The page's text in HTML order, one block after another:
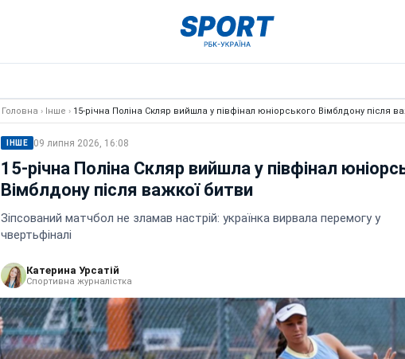
Головна › Інше › 15-річна Поліна Скляр вийшла у півфінал юніорського Вімблдону після
ІНШЕ 09 липня 2026, 16:08
15-річна Поліна Скляр вийшла у півфінал
Вімблдону після важкої битви
Зіпсований матчбол не зламав настрій: українка вирвала перемогу у
чвертьфіналі
Катерина Урсатій
Спортивна журналістка